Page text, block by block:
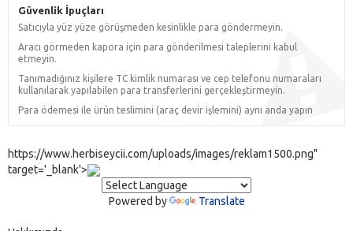
Güvenlik İpuçları
Satıcıyla yüz yüze görüşmeden kesinlikle para göndermeyin.
Aracı görmeden kapora için para gönderilmesi taleplerini kabul
etmeyin.
Tanımadığınız kişilere TC kimlik numarası ve cep telefonu numaraları
kullanılarak yapılabilen para transferlerini gerçekleştirmeyin.
Para ödemesi ile ürün teslimini (araç devir işlemini) aynı anda yapın
https://www.herbiseycii.com/uploads/images/reklam1500.png"
target='_blank'>
Powered by Translate